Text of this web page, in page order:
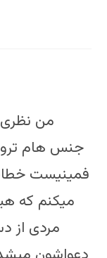
من
جنس هام
فمینیست
میکنم که
مردی از